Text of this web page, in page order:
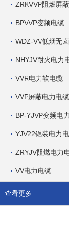
ZRKVVP阻燃屏
BPVVP变频电缆
WDZ-VV低烟无
NHYJV耐火电力
VVR电力软电缆
VVP屏蔽电力电缆
BP-YJVP变频电
YJV22铠装电力
ZRYJV阻燃电力
VV电力电缆
查看更多